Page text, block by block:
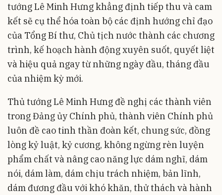
tướng Lê Minh Hưng khẳng định tiếp thu và cam
kết sẽ cụ thể hóa toàn bộ các định hướng chỉ đạo
của Tổng Bí thư, Chủ tịch nước thành các chương
trình, kế hoạch hành động xuyên suốt, quyết liệt
và hiệu quả ngay từ những ngày đầu, tháng đầu
của nhiệm kỳ mới.
Thủ tướng Lê Minh Hưng đề nghị các thành viên
trong Đảng ủy Chính phủ, thành viên Chính phủ
luôn đề cao tinh thần đoàn kết, chung sức, đồng
lòng kỷ luật, kỷ cương, không ngừng rèn luyện
phẩm chất và nâng cao năng lực dám nghĩ, dám
nói, dám làm, dám chịu trách nhiệm, bản lĩnh,
dám đương đầu với khó khăn, thử thách và hành